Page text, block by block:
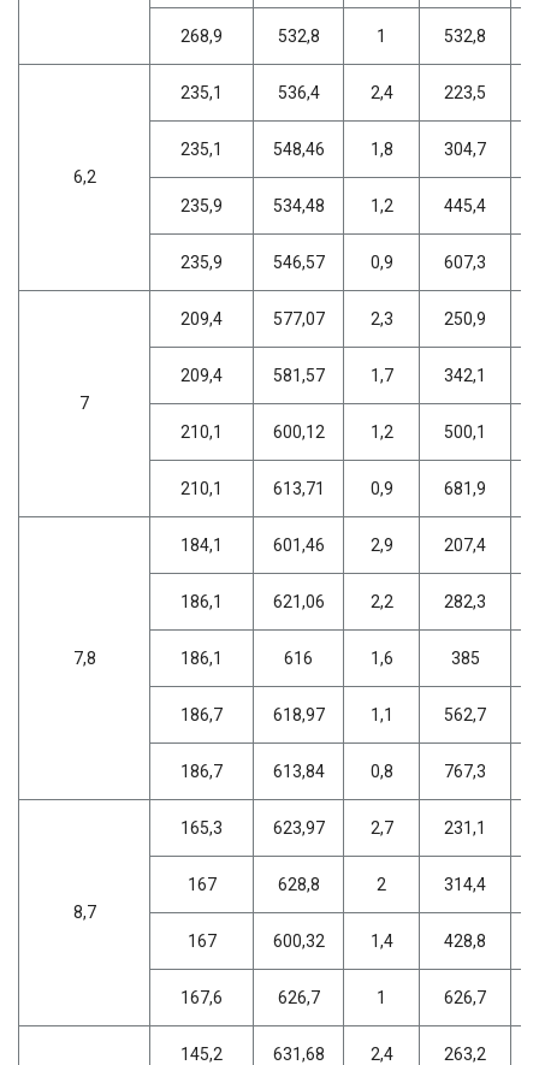
268,9 532,8 1 532,8
6,2
235,1 536,4 2,4 223,5
235,1 548,46 1,8 304,7
235,9 534,48 1,2 445,4
235,9 546,57 0,9 607,3
7
209,4 577,07 2,3 250,9
209,4 581,57 1,7 342,1
210,1 600,12 1,2 500,1
210,1 613,71 0,9 681,9
7,8
184,1 601,46 2,9 207,4
186,1 621,06 2,2 282,3
186,1 616 1,6 385
186,7 618,97 1,1 562,7
186,7 613,84 0,8 767,3
8,7
165,3 623,97 2,7 231,1
167 628,8 2 314,4
167 600,32 1,4 428,8
167,6 626,7 1 626,7
145,2 631,68 2,4 263,2